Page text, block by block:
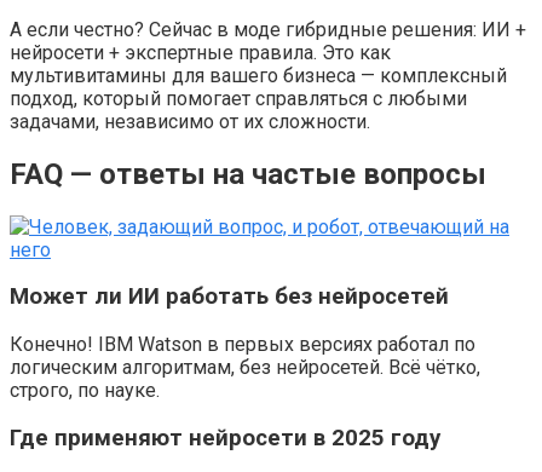
А если честно? Сейчас в моде гибридные решения: ИИ +
нейросети + экспертные правила. Это как
мультивитамины для вашего бизнеса — комплексный
подход, который помогает справляться с любыми
задачами, независимо от их сложности.
FAQ — ответы на частые вопросы
Может ли ИИ работать без нейросетей
Конечно! IBM Watson в первых версиях работал по
логическим алгоритмам, без нейросетей. Всё чётко,
строго, по науке.
Где применяют нейросети в 2025 году